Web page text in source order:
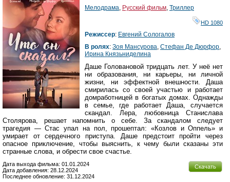
Мелодрама, Русский фильм, Триллер
HD 1080
Режиссер: Евгений Сологалов
В ролях: Зоя Мансурова, Стефан Де Дюрфор,
Ирина Князьниделина
Даше Головановой тридцать лет. У неё нет
ни образования, ни карьеры, ни личной
жизни, ни эффектной внешности. Даша
смирилась со своей участью и работает
домработницей в богатых домах. Однажды
в семье, где работает Даша, случается
скандал. Лера, любовница Станислава
Столярова, решает напомнить о себе. За скандалом следует
трагедия — Стас упал на пол, прошептал: «Козлов и Оппель» и
умирает от сердечного приступа. Даше предстоит пройти через
опасное приключение, чтобы выяснить, к чему были сказаны эти
странные слова, и обрести свое счастье.
Скачать
Дата выхода фильма: 01.01.2024
Дата добавления: 28.12.2024
Последнее обновление: 31.12.2024